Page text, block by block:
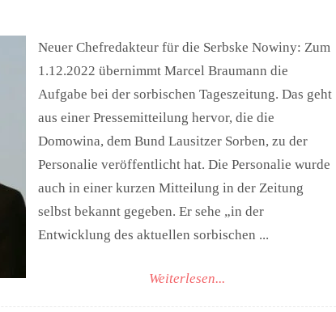
Neuer Chefredakteur für die Serbske Nowiny: Zum
1.12.2022 übernimmt Marcel Braumann die
Aufgabe bei der sorbischen Tageszeitung. Das geht
aus einer Pressemitteilung hervor, die die
Domowina, dem Bund Lausitzer Sorben, zu der
Personalie veröffentlicht hat. Die Personalie wurde
auch in einer kurzen Mitteilung in der Zeitung
selbst bekannt gegeben. Er sehe „in der
Entwicklung des aktuellen sorbischen ...
Weiterlesen...